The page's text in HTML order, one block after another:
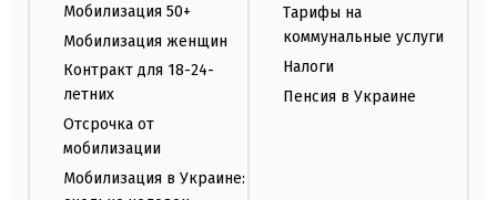
Мобилизация 50+
Мобилизация женщин
Контракт для 18-24-
летних
Отсрочка от
мобилизации
Мобилизация в Украине:
Тарифы на
коммунальные услуги
Налоги
Пенсия в Украине